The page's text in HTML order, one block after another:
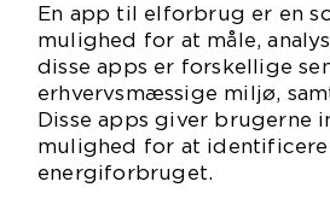
En app til elforbrug er en
mulighed for at måle,
disse apps er forskellige
erhvervsmæssige miljø,
Disse apps giver
mulighed for at
energiforbruget.